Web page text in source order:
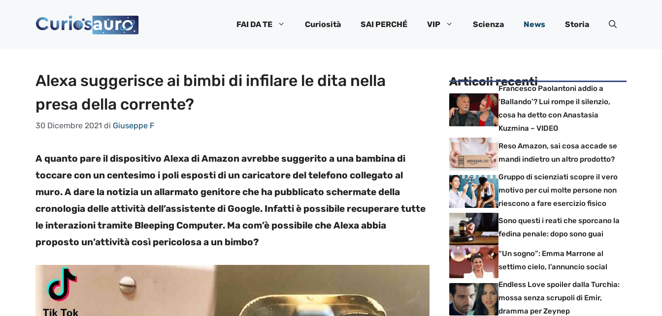
FAI DA TE Curiosità SAI PERCHÉ VIP Scienza News Storia
Alexa suggerisce ai bimbi di infilare le dita nella
presa della corrente?
30 Dicembre 2021 di Giuseppe F
A quanto pare il dispositivo Alexa di Amazon avrebbe suggerito a una bambina di
toccare con un centesimo i poli esposti di un caricatore del telefono collegato al
muro. A dare la notizia un allarmato genitore che ha pubblicato schermate della
cronologia delle attività dell’assistente di Google. Infatti è possibile recuperare tutte
le interazioni tramite Bleeping Computer. Ma com’è possibile che Alexa abbia
proposto un’attività così pericolosa a un bimbo?
Articoli recentiFrancesco Paolantoni addio a
‘Ballando’? Lui rompe il silenzio,
cosa ha detto con Anastasia
Kuzmina – VIDEO
Reso Amazon, sai cosa accade se
mandi indietro un altro prodotto?
Gruppo di scienziati scopre il vero
motivo per cui molte persone non
riescono a fare esercizio fisico
Sono questi i reati che sporcano la
fedina penale: dopo sono guai
“Un sogno”: Emma Marrone al
settimo cielo, l’annuncio social
Endless Love spoiler dalla Turchia:
mossa senza scrupoli di Emir,
dramma per Zeynep